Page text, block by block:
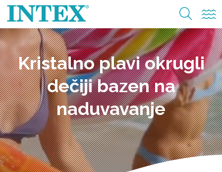
Kristalno plavi okrugli
dečiji bazen na
naduvavanje